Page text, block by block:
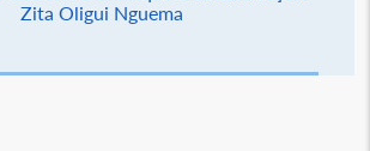
Zita Oligui Nguema